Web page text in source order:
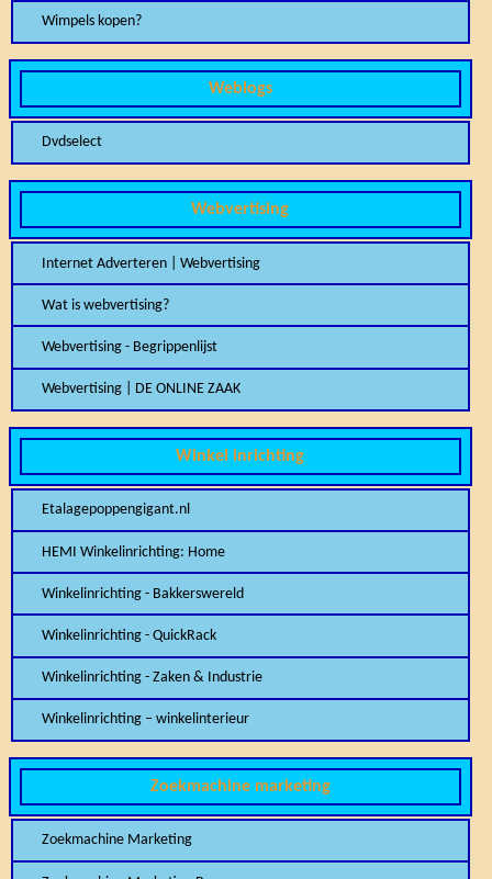
Wimpels kopen?
Weblogs
Dvdselect
Webvertising
Internet Adverteren | Webvertising
Wat is webvertising?
Webvertising - Begrippenlijst
Webvertising | DE ONLINE ZAAK
Winkel inrichting
Etalagepoppengigant.nl
HEMI Winkelinrichting: Home
Winkelinrichting - Bakkerswereld
Winkelinrichting - QuickRack
Winkelinrichting - Zaken & Industrie
Winkelinrichting – winkelinterieur
Zoekmachine marketing
Zoekmachine Marketing